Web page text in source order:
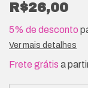
R$26,00
5% de desconto
Ver mais detalhes
Frete grátis a